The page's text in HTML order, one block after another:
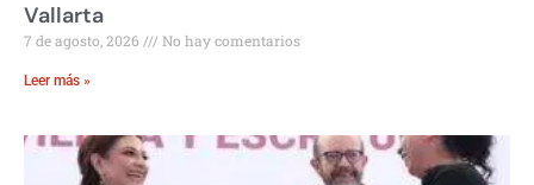
Vallarta
7 de agosto, 2026 No hay comentarios
Leer más »